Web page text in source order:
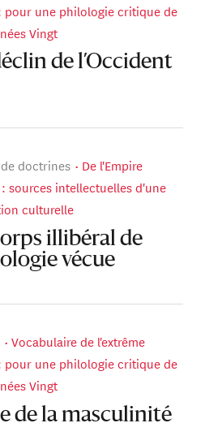
pour une philologie critique de
Vingt
de l’Occident
doctrines
De l'Empire
sources intellectuelles d'une
culturelle
illibéral de
vécue
Vocabulaire de l'extrême
pour une philologie critique de
Vingt
de la masculinité